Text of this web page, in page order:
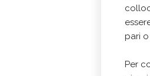
pari o
Per